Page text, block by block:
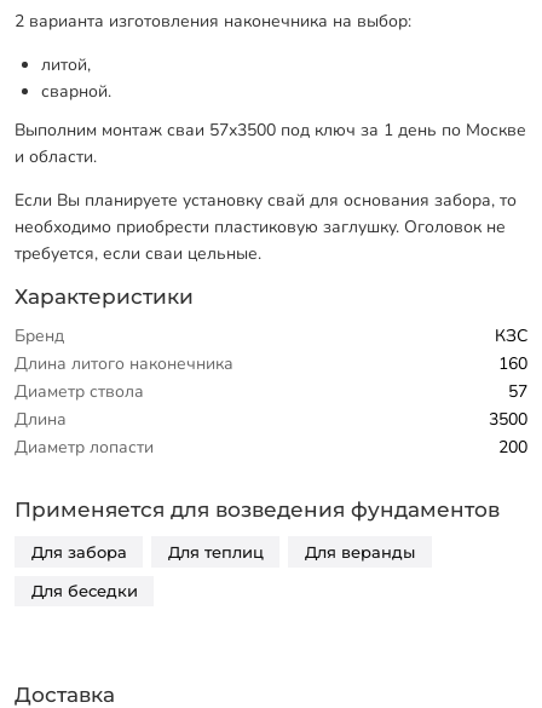
2 варианта изготовления наконечника на выбор:
литой,
сварной.
Выполним монтаж сваи 57х3500 под ключ за 1 день по Москве
и области.
Если Вы планируете установку свай для основания забора, то
необходимо приобрести пластиковую заглушку. Оголовок не
требуется, если сваи цельные.
Характеристики
Бренд
КЗС
Длина литого наконечника
160
Диаметр ствола
57
Длина
3500
Диаметр лопасти
200
Применяется для возведения фундаментов
Для забора Для теплиц Для веранды
Для беседки
Доставка